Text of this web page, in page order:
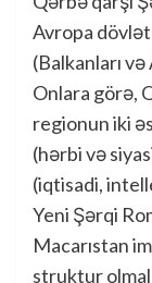
Avropa
(Balkanları
Onlara görə,
regionun iki
(hərbi və
(iqtisadi,
Yeni Şərqi
Macarıstan
struktur